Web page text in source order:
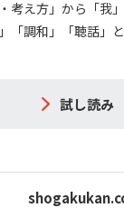
考え方」から「我
「調和」「聴話」
試し読み